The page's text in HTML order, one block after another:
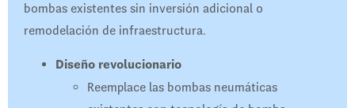
bombas existentes sin inversión adicional o
remodelación de infraestructura.
Diseño revolucionario
Reemplace las bombas neumáticas